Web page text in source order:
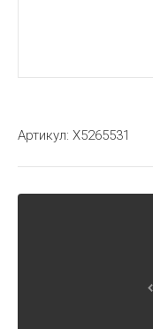
Артикул: X5265531